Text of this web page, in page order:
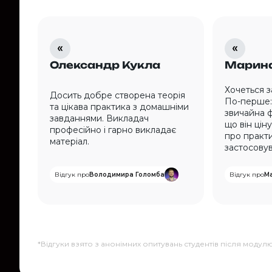
Олександр Кукла
Досить добре створена теорія
та цікава практика з домашніми
завданнями. Викладач
професійно і гарно викладає
матеріал.
Відгук проВолодимира Голомба
Хочеться
По-перше:
звичайна
що він
про
Відгук про
*Відгуки взято з анонімних опитувань студентів після